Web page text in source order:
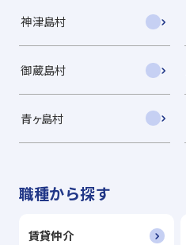
神津島村
御蔵島村
青ヶ島村
職種から探す
賃貸仲介